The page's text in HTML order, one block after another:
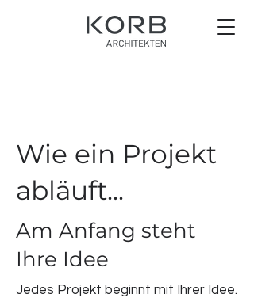
Wie ein Projekt
abläuft...
Am Anfang steht
Ihre Idee
Jedes Projekt beginnt mit Ihrer Idee.